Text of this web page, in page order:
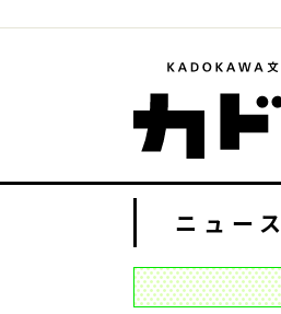
ニュース